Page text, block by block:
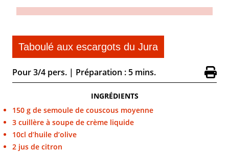
Taboulé aux escargots du Jura
Pour 3/4 pers. | Préparation : 5 mins.
INGRÉDIENTS
150 g de semoule de couscous moyenne
3 cuillère à soupe de crème liquide
10cl d’huile d’olive
2 jus de citron